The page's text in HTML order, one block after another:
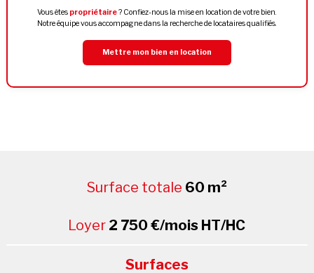
Vous êtes propriétaire? Confiez-nous la mise en location de votre bien.
Notre équipe vous accompagne dans la recherche de locataires qualifiés.
Mettre mon bien en location
Surface totale 60 m²
Loyer 2 750 €/mois HT/HC
Surfaces